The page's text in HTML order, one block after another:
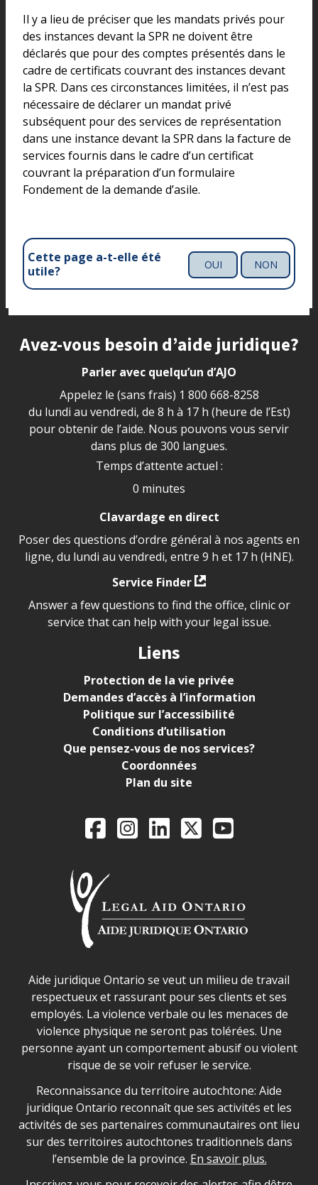
Il y a lieu de préciser que les mandats privés pour
des instances devant la SPR ne doivent être
déclarés que pour des comptes présentés dans le
cadre de certificats couvrant des instances devant
la SPR. Dans ces circonstances limitées, il n’est pas
nécessaire de déclarer un mandat privé
subséquent pour des services de représentation
dans une instance devant la SPR dans la facture de
services fournis dans le cadre d’un certificat
couvrant la préparation d’un formulaire
Fondement de la demande d’asile.
Cette page a-t-elle été
utile?
OUI NON
Site footer
Avez-vous besoin d’aide juridique?
Parler avec quelqu’un d’AJO
Appelez le (sans frais) 1 800 668-8258
du lundi au vendredi, de 8 h à 17 h (heure de l’Est)
pour obtenir de l’aide. Nous pouvons vous servir
dans plus de 300 langues.
Temps d’attente actuel :
0 minutes
Clavardage en direct
Poser des questions d’ordre général à nos agents en
ligne, du lundi au vendredi, entre 9 h et 17 h (HNE).
Service Finder
Answer a few questions to find the office, clinic or
service that can help with your legal issue.
Liens
Protection de la vie privée
Demandes d’accès à l’information
Politique sur l’accessibilité
Conditions d’utilisation
Que pensez-vous de nos services?
Coordonnées
Plan du site
Legal Aid Ontario
FacebookInstagram
LinkedIn
X YouTube
Déclaration sur la sécurité dans les locaux d'AJO.
Aide juridique Ontario se veut un milieu de travail
respectueux et rassurant pour ses clients et ses
employés. La violence verbale ou les menaces de
violence physique ne seront pas tolérées. Une
personne ayant un comportement abusif ou violent
risque de se voir refuser le service.
Legal Aid Ontario land acknowledgement
Reconnaissance du territoire autochtone: Aide
juridique Ontario reconnaît que ses activités et les
activités de ses partenaires communautaires ont lieu
sur des territoires autochtones traditionnels dans
l’ensemble de la province. En savoir plus.